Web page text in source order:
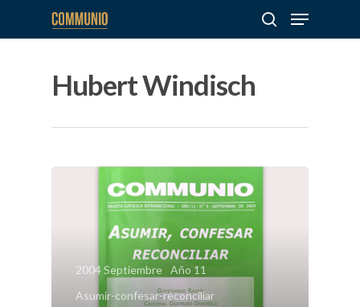
Hubert Windisch
2004 Septiembre Año 11
Asumir-confesar-reconciliar
Quiénes
Número
Números